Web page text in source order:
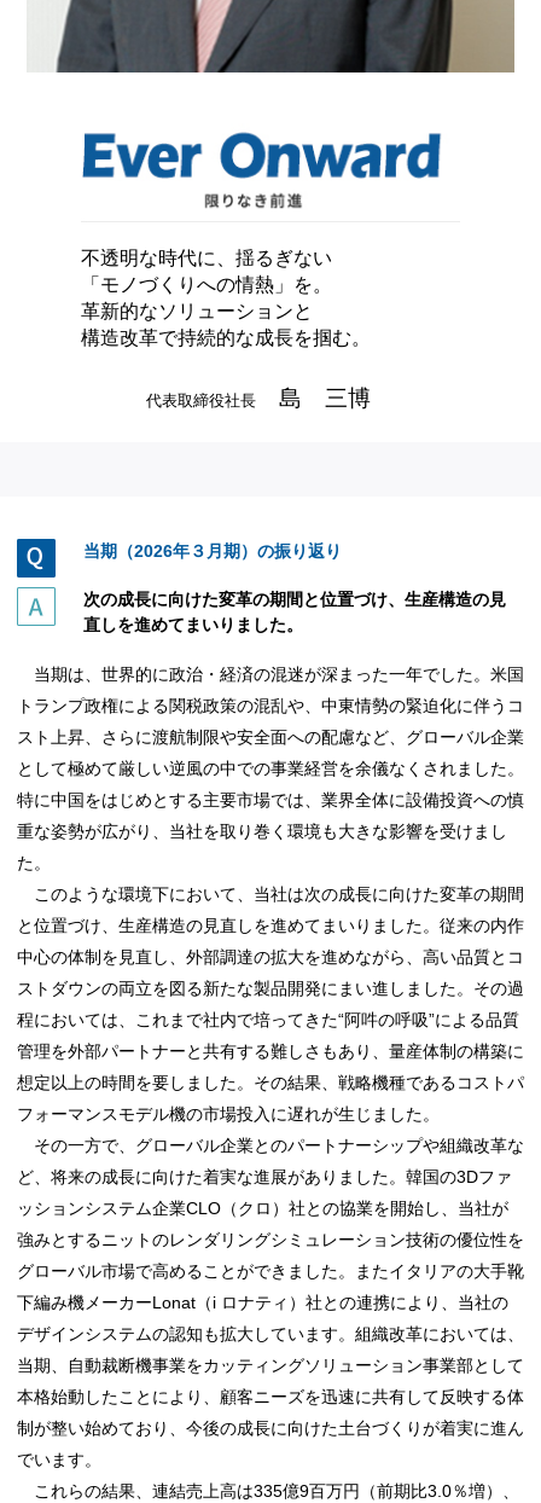
不透明な時代に、揺るぎない
「モノづくりへの情熱」を。
革新的なソリューションと
構造改革で持続的な成長を掴む。
代表取締役社長 島 三博
当期（2026年３月期）の振り返り
次の成長に向けた変革の期間と位置づけ、生産構造の見
直しを進めてまいりました。
当期は、世界的に政治・経済の混迷が深まった一年でした。米国
トランプ政権による関税政策の混乱や、中東情勢の緊迫化に伴うコ
スト上昇、さらに渡航制限や安全面への配慮など、グローバル企業
として極めて厳しい逆風の中での事業経営を余儀なくされました。
特に中国をはじめとする主要市場では、業界全体に設備投資への慎
重な姿勢が広がり、当社を取り巻く環境も大きな影響を受けまし
た。
このような環境下において、当社は次の成長に向けた変革の期間
と位置づけ、生産構造の見直しを進めてまいりました。従来の内作
中心の体制を見直し、外部調達の拡大を進めながら、高い品質とコ
ストダウンの両立を図る新たな製品開発にまい進しました。その過
程においては、これまで社内で培ってきた“阿吽の呼吸”による品質
管理を外部パートナーと共有する難しさもあり、量産体制の構築に
想定以上の時間を要しました。その結果、戦略機種であるコストパ
フォーマンスモデル機の市場投入に遅れが生じました。
その一方で、グローバル企業とのパートナーシップや組織改革な
ど、将来の成長に向けた着実な進展がありました。韓国の3Dファ
ッションシステム企業CLO（クロ）社との協業を開始し、当社が
強みとするニットのレンダリングシミュレーション技術の優位性を
グローバル市場で高めることができました。またイタリアの大手靴
下編み機メーカーLonat（i ロナティ）社との連携により、当社の
デザインシステムの認知も拡大しています。組織改革においては、
当期、自動裁断機事業をカッティングソリューション事業部として
本格始動したことにより、顧客ニーズを迅速に共有して反映する体
制が整い始めており、今後の成長に向けた土台づくりが着実に進ん
でいます。
これらの結果、連結売上高は335億9百万円（前期比3.0％増）、